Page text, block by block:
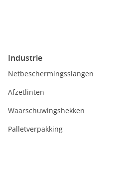
Industrie
Netbeschermingsslangen
Afzetlinten
Waarschuwingshekken
Palletverpakking